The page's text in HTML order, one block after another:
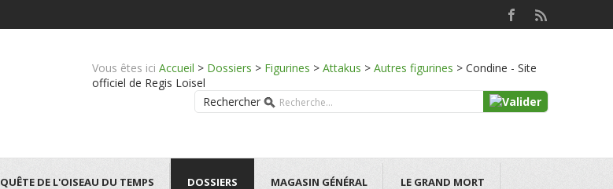
Vous êtes ici Accueil > Dossiers > Figurines > Attakus > Autres figurines > Condine - Site
officiel de Regis Loisel
Rechercher
QUÊTE DE L'OISEAU DU TEMPS DOSSIERS MAGASIN GÉNÉRAL LE GRAND MORT